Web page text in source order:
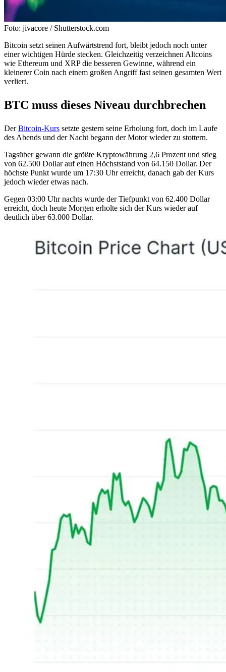
Foto: jivacore / Shutterstock.com
Bitcoin setzt seinen Aufwärtstrend fort, bleibt jedoch noch unter
einer wichtigen Hürde stecken. Gleichzeitig verzeichnen Altcoins
wie Ethereum und XRP die besseren Gewinne, während ein
kleinerer Coin nach einem großen Angriff fast seinen gesamten Wert
verliert.
BTC muss dieses Niveau durchbrechen
DerBitcoin-Kurs setzte gestern seine Erholung fort, doch im Laufe
des Abends und der Nacht begann der Motor wieder zu stottern.
Tagsüber gewann die größte Kryptowährung 2,6 Prozent und stieg
von 62.500 Dollar auf einen Höchststand von 64.150 Dollar. Der
höchste Punkt wurde um 17:30 Uhr erreicht, danach gab der Kurs
jedoch wieder etwas nach.
Gegen 03:00 Uhr nachts wurde der Tiefpunkt von 62.400 Dollar
erreicht, doch heute Morgen erholte sich der Kurs wieder auf
deutlich über 63.000 Dollar.